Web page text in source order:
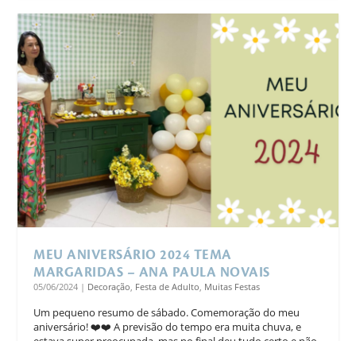
MEU ANIVERSÁRIO 2024 TEMA
MARGARIDAS – ANA PAULA NOVAIS
05/06/2024 | Decoração Festa de Adulto Muitas Festas
Um pequeno resumo de sábado. Comemoração do meu
aniversário! ❤️❤️ A previsão do tempo era muita chuva, e